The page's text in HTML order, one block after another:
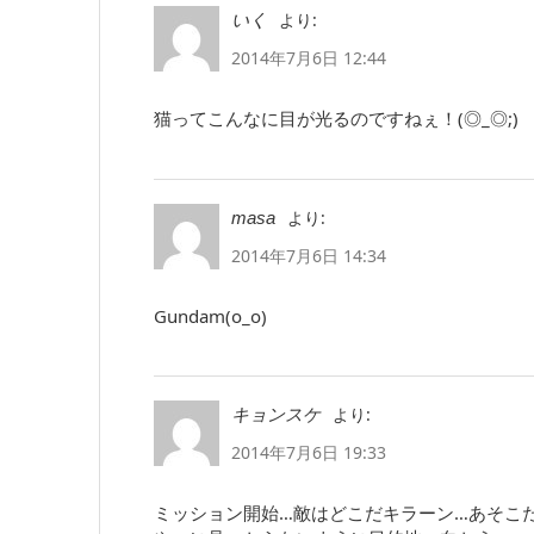
いく
より:
2014年7月6日 12:44
猫ってこんなに目が光るのですねぇ！(◎_◎;)
masa
より:
2014年7月6日 14:34
Gundam(o_o)
キョンスケ
より:
2014年7月6日 19:33
ミッション開始…敵はどこだキラーン…あそこ